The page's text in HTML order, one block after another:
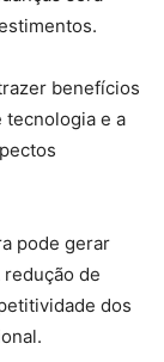
benefícios
tecnologia e a
pode gerar
de
dos